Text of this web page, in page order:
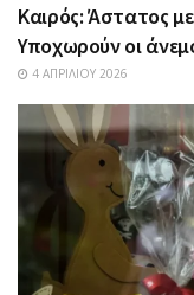
Καιρός: Άστατος
Υποχωρούν οι
4 ΑΠΡΙΛΊΟΥ 2026